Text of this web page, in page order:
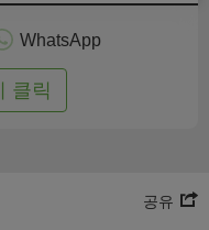
WhatsApp
클릭
공유